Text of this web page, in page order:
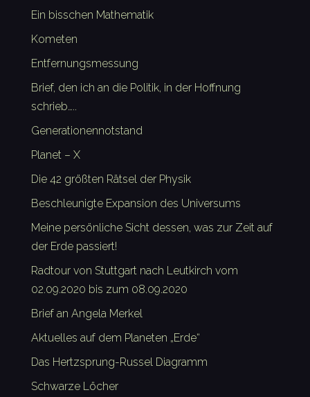
Ein bisschen Mathematik
Kometen
Entfernungsmessung
Brief, den ich an die Politik, in der Hoffnung
schrieb…..
Generationennotstand
Planet – X
Die 42 größten Rätsel der Physik
Beschleunigte Expansion des Universums
Meine persönliche Sicht dessen, was zur Zeit auf
der Erde passiert!
Radtour von Stuttgart nach Leutkirch vom
02.09.2020 bis zum 08.09.2020
Brief an Angela Merkel
Aktuelles auf dem Planeten „Erde“
Das Hertzsprung-Russel Diagramm
Schwarze Löcher